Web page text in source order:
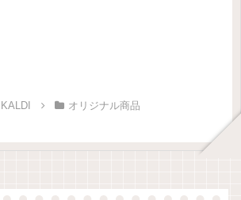
KALDI オリジナル商品